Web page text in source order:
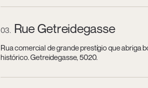
03 Rue Getreidegasse
Rua comercial de grande prestígio que abriga
histórico. Getreidegasse, 5020.